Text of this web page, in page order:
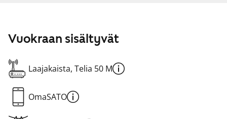
Vuokraan sisältyvät
Laajakaista, Telia 50 M
OmaSATO